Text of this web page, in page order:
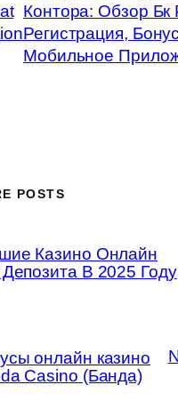
Контора: Обзор Бк
Регистрация,
Мобильное
POSTS
Казино Онлайн
В 2025 Году
онлайн казино
Casino (Банда)